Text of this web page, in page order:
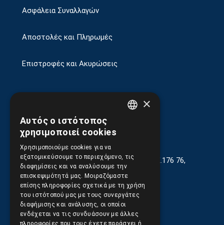
Ασφάλεια Συναλλαγών
Αποστολές και Πληρωμές
Επιστροφές και Ακυρώσεις
Γεωργίου Κρέμου 13-17, Καλλιθέα, Τ.Κ.176 76,
Αθήνα, Ελλάδα
210.9566.401(11.30-17.00)
210.9566.402
×
Αυτός ο ιστότοπος
χρησιμοποιεί cookies
Χρησιμοποιούμε cookies για να
εξατομικεύσουμε το περιεχόμενο, τις
διαφημίσεις και να αναλύσουμε την
επισκεψιμότητά μας. Μοιραζόμαστε
επίσης πληροφορίες σχετικά με τη χρήση
του ιστότοπού μας με τους συνεργάτες
διαφήμισης και ανάλυσης, οι οποίοι
ενδέχεται να τις συνδυάσουν με άλλες
πληροφορίες που τους έχετε παράσχει ή